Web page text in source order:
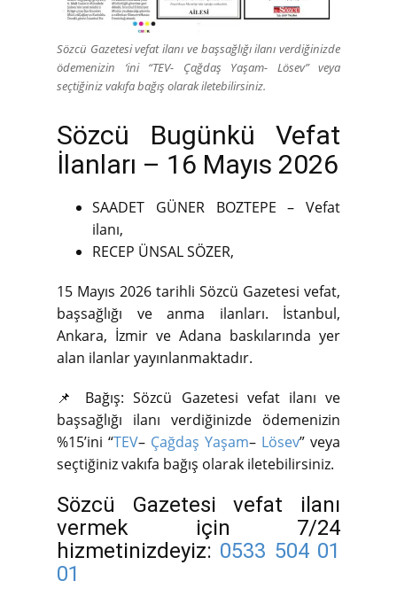
Sözcü Gazetesi vefat ilanı ve başsağlığı ilanı verdiğinizde
ödemenizin ‘ini “TEV- Çağdaş Yaşam- Lösev” veya
seçtiğiniz vakıfa bağış olarak iletebilirsiniz.
Sözcü Bugünkü Vefat
İlanları – 16 Mayıs 2026
SAADET GÜNER BOZTEPE – Vefat
ilanı,
RECEP ÜNSAL SÖZER,
15 Mayıs 2026 tarihli Sözcü Gazetesi vefat,
başsağlığı ve anma ilanları. İstanbul,
Ankara, İzmir ve Adana baskılarında yer
alan ilanlar yayınlanmaktadır.
📌 Bağış: Sözcü Gazetesi vefat ilanı ve
başsağlığı ilanı verdiğinizde ödemenizin
%15’ini “TEV– Çağdaş Yaşam– Lösev” veya
seçtiğiniz vakıfa bağış olarak iletebilirsiniz.
Sözcü Gazetesi vefat ilanı
vermek için 7/24
hizmetinizdeyiz: 0533 504 01
01